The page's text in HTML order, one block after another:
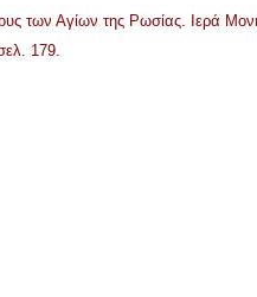
των Αγίων της Ρωσίας. Ιερά
179.